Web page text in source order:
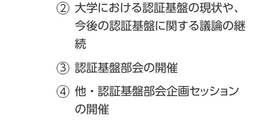
大学における認証基盤の現状や、
今後の認証基盤に関する議論の継
続
認証基盤部会の開催
他・認証基盤部会企画セッション
の開催